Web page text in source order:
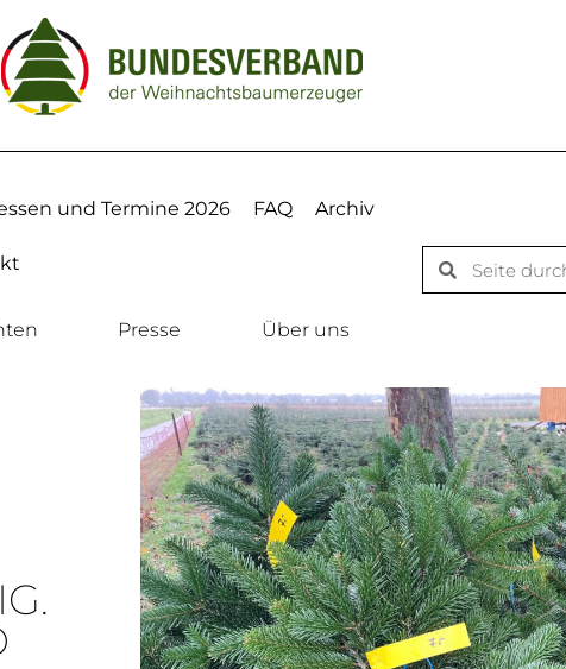
und Termine 2026 FAQ Archiv
Presse Über uns